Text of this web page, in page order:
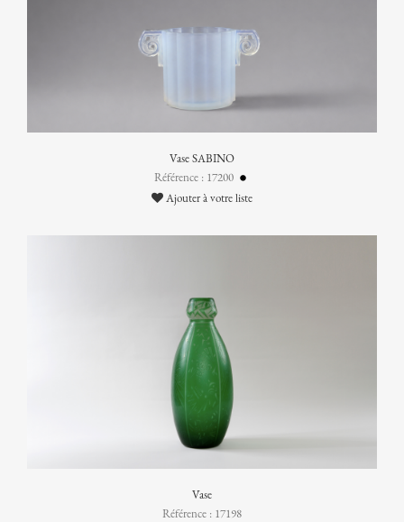
Vase SABINO
Référence : 17200
Ajouter à votre liste
Vase
Référence : 17198